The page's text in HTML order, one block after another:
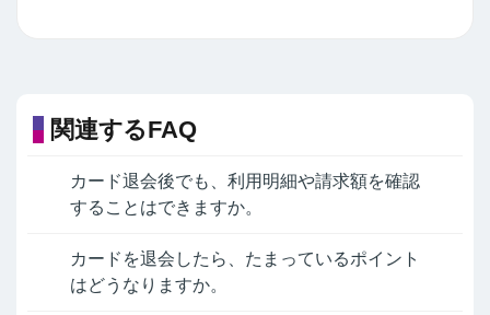
関連するFAQ
カード退会後でも、利用明細や請求額を確認
することはできますか。
カードを退会したら、たまっているポイント
はどうなりますか。